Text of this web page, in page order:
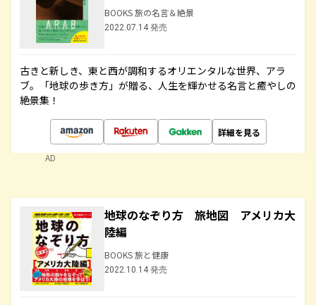
BOOKS 旅の名言＆絶景
2022.07.14 発売
古きと新しき、東と西が調和するオリエンタルな世界、アラ
ブ。「地球の歩き方」が贈る、人生を輝かせる名言と癒やしの
絶景集！
詳細を見る
AD
地球のなぞり方 旅地図 アメリカ大
陸編
BOOKS 旅と健康
2022.10.14 発売